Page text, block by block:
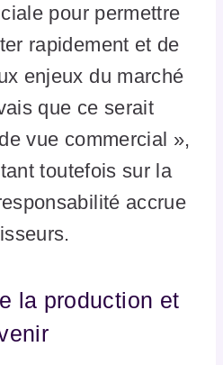
pour permettre
rapidement et de
enjeux du marché
que ce serait
vue commercial »,
toutefois sur la
accrue
la production et